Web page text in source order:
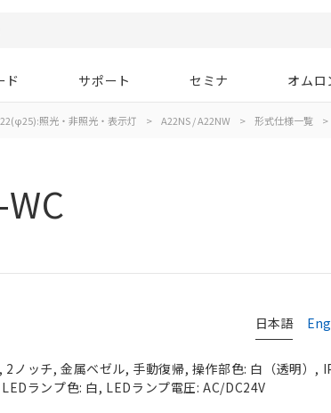
ド サポート セミナ オムロ
照光・非照光・表示灯 > A22NS / A22NW > 形式仕様一覧 >
日本語
ノッチ, 金属ベゼル, 手動復帰, 操作部色: 白（透明）,
ランプ色: 白, LEDランプ電圧: AC/DC24V